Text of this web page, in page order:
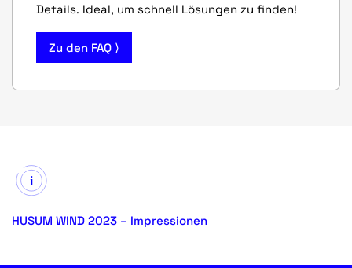
Details. Ideal, um schnell Lösungen zu finden!
Zu den FAQ ⟩
HUSUM WIND 2023 – Impressionen